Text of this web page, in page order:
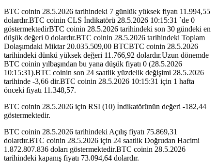
BTC coinin 28.5.2026 tarihindeki 7 günlük yüksek fiyatı 11.994,55
dolardır.BTC coinin CLS İndikatörü 28.5.2026 10:15:31 `de 0
göstermektedirBTC coinin 28.5.2026 tarihindeki son 30 gündeki en
düşük değeri 0 dolardır.BTC coinin 28.5.2026 tarihindeki Toplam
Dolaşımdaki Miktar 20.035.509,00 BTCBTC coinin 28.5.2026
tarihindeki dünkü yüksek değeri 11.766,92 dolardır.Uzun dönemde
BTC coinin yılbaşından bu yana düşük fiyatı 0 (28.5.2026
10:15:31).BTC coinin son 24 saatlik yüzdelik değişimi 28.5.2026
tarihinde -3,66 dir.BTC coinin 28.5.2026 10:15:31 için 1 hafta
önceki fiyatı 11.348,57.
BTC coinin 28.5.2026 için RSI (10) İndikatörünün değeri -182,44
göstermektedir.
BTC coinin 28.5.2026 tarihindeki Açılış fiyatı 75.869,31
dolardır.BTC coinin 28.5.2026 için 24 saatlik Doğrudan Hacimi
1.872.807.836 doları göstermektedir.BTC coinin 28.5.2026
tarihindeki kapanış fiyatı 73.094,64 dolardır.